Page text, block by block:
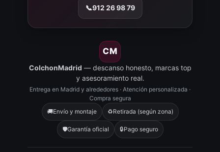
📞912 26 98 79
CM
ColchonMadrid — descanso honesto, marcas top
y asesoramiento real.
Entrega en Madrid y alrededores · Atención personalizada ·
Compra segura
🚚Envío y montaje ♻️Retirada (según zona)
🛡️Garantía oficial 🔒Pago seguro